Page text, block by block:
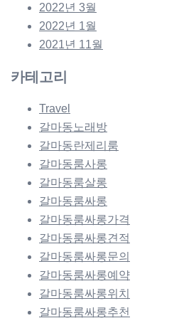
2022년 3월
2022년 1월
2021년 11월
카테고리
Travel
갈마동노래방
갈마동란제리룸
갈마동룸사롱
갈마동룸살롱
갈마동룸싸롱
갈마동룸싸롱가격
갈마동룸싸롱견적
갈마동룸싸롱문의
갈마동룸싸롱예약
갈마동룸싸롱위치
갈마동룸싸롱추천